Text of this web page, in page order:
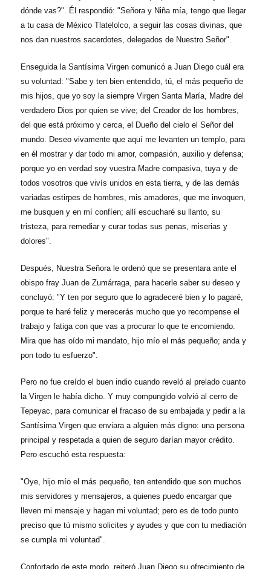
dónde vas?". Él respondió: "Señora y Niña mía, tengo que llegar
a tu casa de México Tlatelolco, a seguir las cosas divinas, que
nos dan nuestros sacerdotes, delegados de Nuestro Señor".
Enseguida la Santísima Virgen comunicó a Juan Diego cuál era
su voluntad: "Sabe y ten bien entendido, tú, el más pequeño de
mis hijos, que yo soy la siempre Virgen Santa María, Madre del
verdadero Dios por quien se vive; del Creador de los hombres,
del que está próximo y cerca, el Dueño del cielo el Señor del
mundo. Deseo vivamente que aquí me levanten un templo, para
en él mostrar y dar todo mi amor, compasión, auxilio y defensa;
porque yo en verdad soy vuestra Madre compasiva, tuya y de
todos vosotros que vivís unidos en esta tierra, y de las demás
variadas estirpes de hombres, mis amadores, que me invoquen,
me busquen y en mí confíen; allí escucharé su llanto, su
tristeza, para remediar y curar todas sus penas, miserias y
dolores".
Después, Nuestra Señora le ordenó que se presentara ante el
obispo fray Juan de Zumárraga, para hacerle saber su deseo y
concluyó: "Y ten por seguro que lo agradeceré bien y lo pagaré,
porque te haré feliz y merecerás mucho que yo recompense el
trabajo y fatiga con que vas a procurar lo que te encomiendo.
Mira que has oído mi mandato, hijo mío el más pequeño; anda y
pon todo tu esfuerzo".
Pero no fue creído el buen indio cuando reveló al prelado cuanto
la Virgen le había dicho. Y muy compungido volvió al cerro de
Tepeyac, para comunicar el fracaso de su embajada y pedir a la
Santísima Virgen que enviara a alguien más digno: una persona
principal y respetada a quien de seguro darían mayor crédito.
Pero escuchó esta respuesta:
"Oye, hijo mío el más pequeño, ten entendido que son muchos
mis servidores y mensajeros, a quienes puedo encargar que
lleven mi mensaje y hagan mi voluntad; pero es de todo punto
preciso que tú mismo solicites y ayudes y que con tu mediación
se cumpla mi voluntad".
Confortado de este modo, reiteró Juan Diego su ofrecimiento de